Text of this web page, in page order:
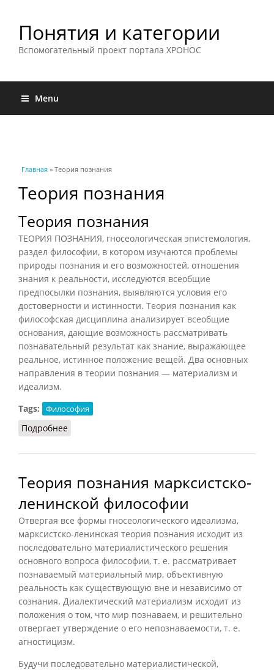
Понятия и категории
Вспомогательный проект портала ХРОНОС
Menu
Вы здесь
Главная » Теория познания
Теория познания
Теория познания
ТЕОРИЯ ПОЗНАНИЯ, гносеологическая эпистемология,
раздел философии, в котором изучаются проблемы
природы познания и его возможностей, отношения
знания к реальности, исследуются всеобщие
предпосылки познания, выявляются условия его
достоверности и истинности. Теория познания как
философская дисциплина анализирует всеобщие
основания, дающие возможность рассматривать
познавательный результат как знание, выражающее
реальное, истинное положение вещей. Два основных
направления в теории познания — материализм и
идеализм.
Tags:
Философия
Подробнее
Теория познания марксистско-
ленинской философии
Отвергая все формы гносеологического идеализма,
марксистско-ленинская теория познания исходит из
последовательно материалистического решения
основного вопроса философии, т. е. рассматривает
познаваемый материальный мир, объективную
реальность как существующую вне и независимо от
сознания. Диалектический материализм исходит из
положения о том, что мир познаваем, и решительно
отвергает утверждение о его непознаваемости, т. е.
агностицизм.
Будучи последовательно материалистической,